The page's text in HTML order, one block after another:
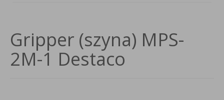
Gripper (szyna) MPS-
2M-1 Destaco